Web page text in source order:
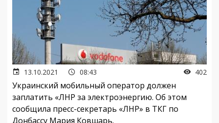
13.10.2021 08:43 402
Украинский мобильный оператор должен
заплатить «ЛНР за электроэнергию. Об этом
сообщила пресс-секретарь «ЛНР» в ТКГ по
Донбассу Мария Ковшарь.